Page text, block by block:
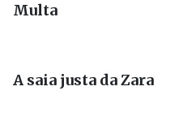
Multa
A saia justa da Zara